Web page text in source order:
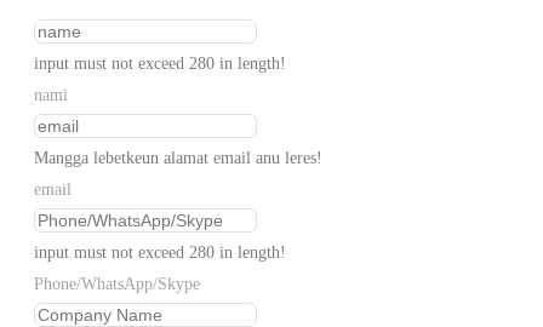
input must not exceed 280 in length!
nami
Mangga lebetkeun alamat email anu leres!
email
input must not exceed 280 in length!
Phone/WhatsApp/Skype